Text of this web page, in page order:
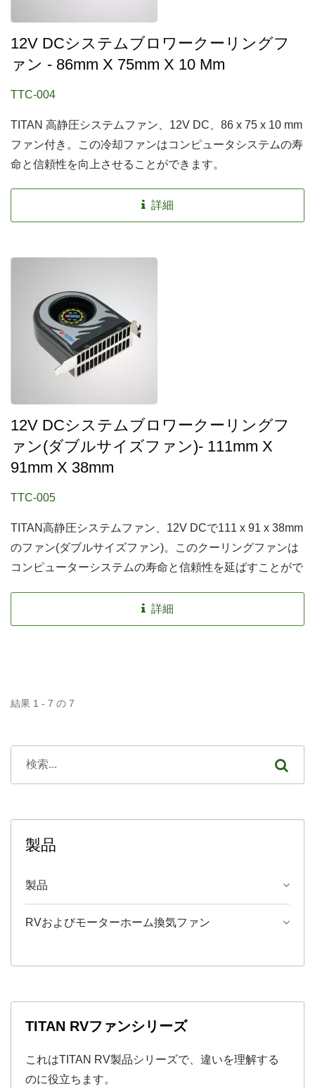
12V DCシステムブロワークーリングフ
ァン - 86mm X 75mm X 10 Mm
TTC-004
TITAN 高静圧システムファン、12V DC、86 x 75 x 10 mm
ファン付き。この冷却ファンはコンピュータシステムの寿
命と信頼性を向上させることができます。
詳細
12V DCシステムブロワークーリングフ
ァン(ダブルサイズファン)- 111mm X
91mm X 38mm
TTC-005
TITAN高静圧システムファン、12V DCで111 x 91 x 38mm
のファン(ダブルサイズファン)。このクーリングファンは
コンピューターシステムの寿命と信頼性を延ばすことがで
詳細
結果 1 - 7 の 7
製品
製品
RVおよびモーターホーム換気ファン
TITAN RVファンシリーズ
これはTITAN RV製品シリーズで、違いを理解する
のに役立ちます。